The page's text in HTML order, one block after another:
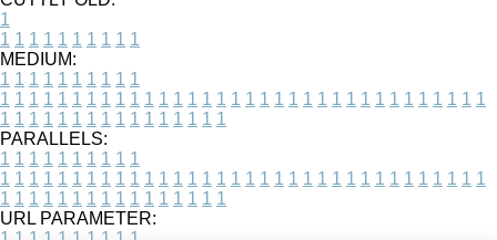
1
1 1 1 1 1 1 1 1 1 1
MEDIUM:
1 1 1 1 1 1 1 1 1 1
1 1 1 1 1 1 1 1 1 1 1 1 1 1 1 1 1 1 1 1 1 1 1 1 1 1 1 1 1 1 1 1 1 1
1 1 1 1 1 1 1 1 1 1 1 1 1 1 1 1
PARALLELS:
1 1 1 1 1 1 1 1 1 1
1 1 1 1 1 1 1 1 1 1 1 1 1 1 1 1 1 1 1 1 1 1 1 1 1 1 1 1 1 1 1 1 1 1
1 1 1 1 1 1 1 1 1 1 1 1 1 1 1 1
URL PARAMETER: